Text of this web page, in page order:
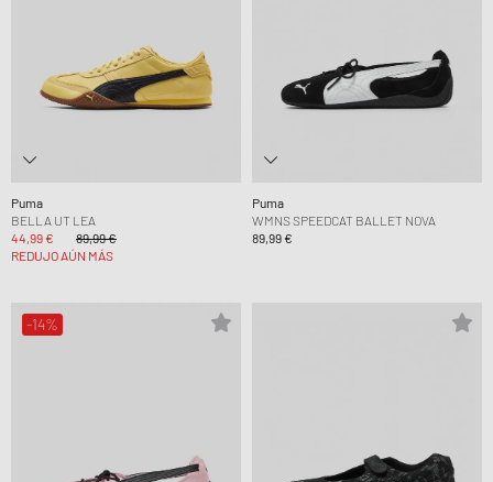
Puma
BELLA UT LEA
44,99 €
89,99 €
REDUJO AÚN MÁS
Puma
WMNS SPEEDCAT BALLET NOVA
89,99 €
-14%